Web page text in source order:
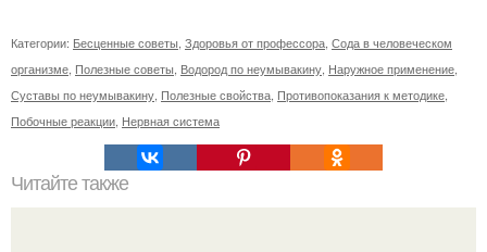
Категории: Бесценные советы Здоровья от профессора Сода в человеческом
организме Полезные советы Водород по неумывакину Наружное применение
Суставы по неумывакину Полезные свойства Противопоказания к методике
Побочные реакции Нервная система
Читайте также